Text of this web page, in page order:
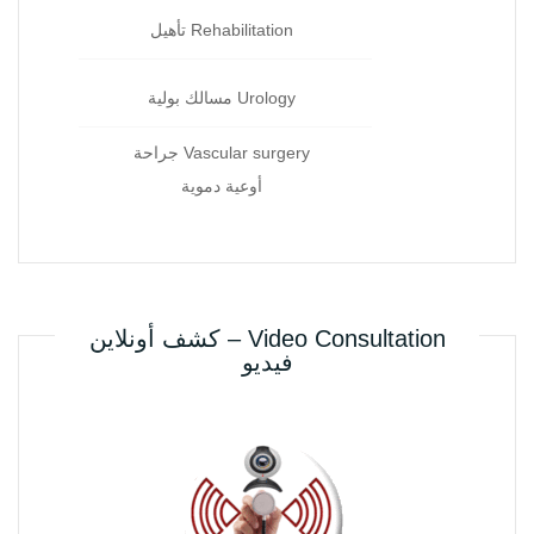
Rehabilitation تأهيل
Urology مسالك بولية
Vascular surgery جراحة
أوعية دموية
Video Consultation – كشف أونلاين
فيديو